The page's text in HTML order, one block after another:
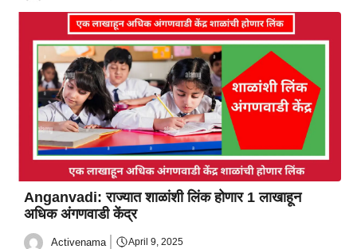
Anganvadi: राज्यात शाळांशी लिंक होणार 1 लाखाहून
अधिक अंगणवाडी केंद्र
Activenama April 9, 2025